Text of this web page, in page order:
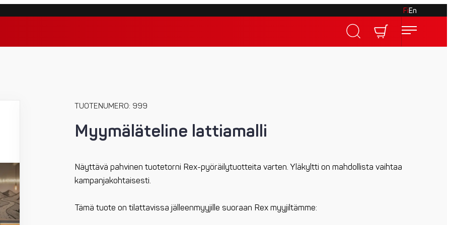
FiEn
TUOTENUMERO: 999
Myymäläteline lattiamalli
Näyttävä pahvinen tuotetorni Rex-pyöräilytuotteita varten. Yläkyltti on mahdollista vaihtaa
kampanjakohtaisesti.
Tämä tuote on tilattavissa jälleenmyyjille suoraan Rex myyjiltämme: